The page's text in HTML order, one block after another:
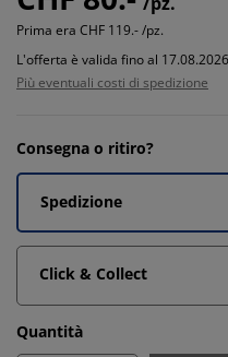
Prima era CHF 119.- /pz.
L'offerta è valida fino al 17.08.2026
Più eventuali costi di spedizione
Consegna o ritiro?
Spedizione
Click & Collect
Quantità